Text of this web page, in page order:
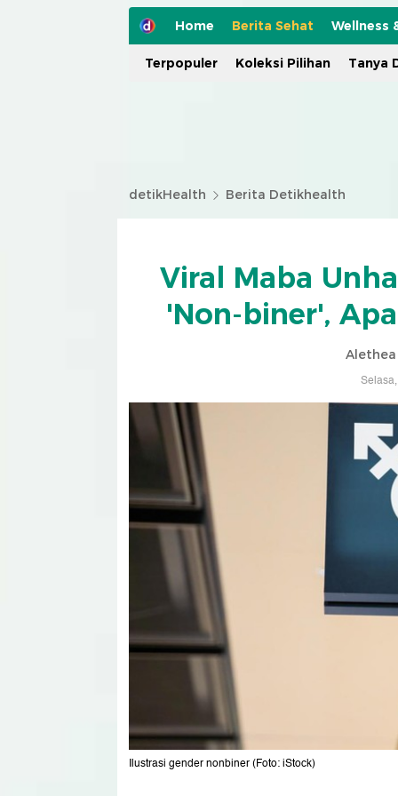
Home Berita Sehat Wellness
Terpopuler Koleksi Pilihan Tanya
detikHealth Berita Detikhealth
Viral Maba
'Non-biner',
Ilustrasi gender nonbiner (Foto: iStock)